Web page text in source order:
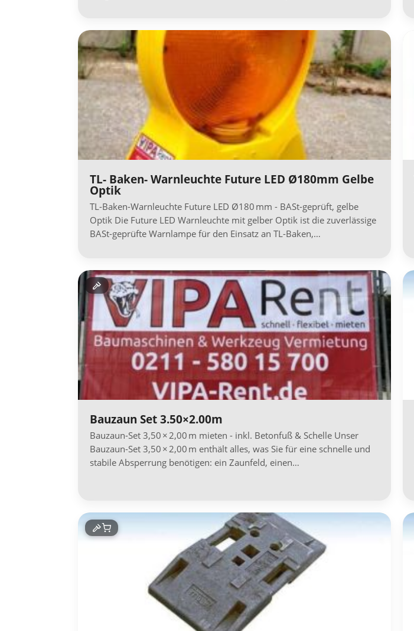
TL- Baken- Warnleuchte Future LED Ø180mm Gelbe
Optik
TL-Baken-Warnleuchte Future LED Ø180 mm - BASt-geprüft, gelbe
Optik Die Future LED Warnleuchte mit gelber Optik ist die zuverlässige
BASt-geprüfte Warnlampe für den Einsatz an TL-Baken,…
Bauzaun Set 3.50×2.00m
Bauzaun-Set 3,50 × 2,00 m mieten - inkl. Betonfuß & Schelle Unser
Bauzaun-Set 3,50 × 2,00 m enthält alles, was Sie für eine schnelle und
stabile Absperrung benötigen: ein Zaunfeld, einen…